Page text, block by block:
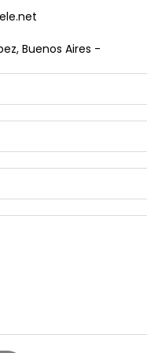
Buenos Aires -